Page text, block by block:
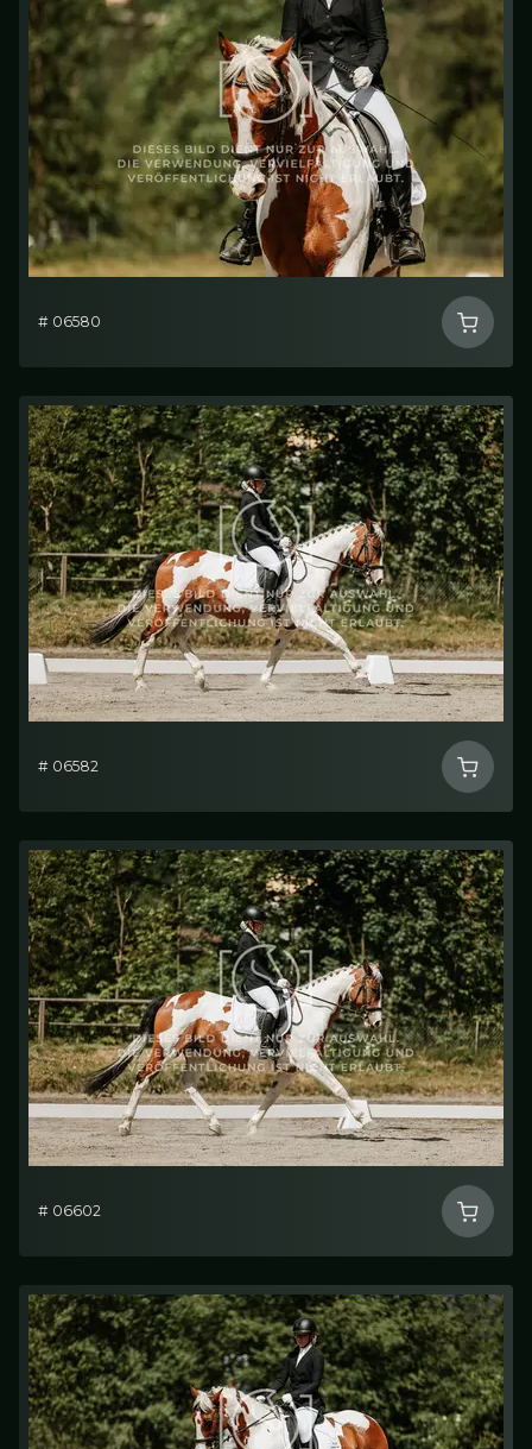
# 06580
# 06582
# 06602